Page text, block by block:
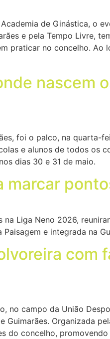
de Ginástica, o
e pela Tempo Livre,
praticar no concelho. Ao
nascem
foi o palco, na quarta-
e alunos de todos os
dias 30 e 31 de maio.
Liga Neno 2026,
e integrada na
com
no campo da União
Organizada
do concelho,